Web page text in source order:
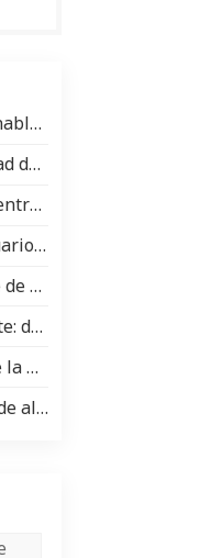
fabricarla)?
diaria.
cada uno)
polvo nacarado).
aplicaciones
✨
bobinas